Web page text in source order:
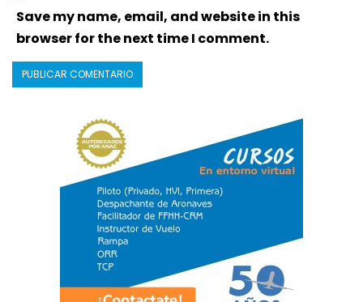
Save my name, email, and website in this
browser for the next time I comment.